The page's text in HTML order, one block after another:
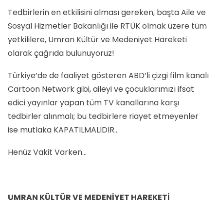
Tedbirlerin en etkilisini alması gereken, başta Aile ve
Sosyal Hizmetler Bakanlığı ile RTÜK olmak üzere tüm
yetkililere, Umran Kültür ve Medeniyet Hareketi
olarak çağrıda bulunuyoruz!
Türkiye’de de faaliyet gösteren ABD’li çizgi film kanalı
Cartoon Network gibi, aileyi ve çocuklarımızı ifsat
edici yayınlar yapan tüm TV kanallarına karşı
tedbirler alınmalı; bu tedbirlere riayet etmeyenler
ise mutlaka KAPATILMALIDIR…
Henüz Vakit Varken…
UMRAN KÜLTÜR VE MEDENİYET HAREKETİ